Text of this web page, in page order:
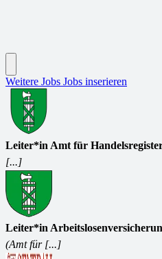
Weitere Jobs Jobs inserieren
Leiter*in Amt für
[...]
Leiter*in
(Amt für [...]